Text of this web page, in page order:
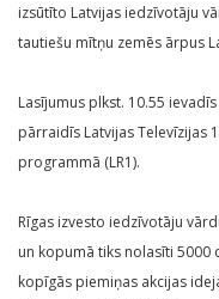
izsūtīto Latvijas iedzīvotāju
tautiešu mītņu zemēs ārpus
Lasījumus plkst. 10.55
pārraidīs Latvijas Televīzijas
programmā (LR1).
Rīgas izvesto iedzīvotāju
un kopumā tiks nolasīti 5000
kopīgās piemiņas akcijas